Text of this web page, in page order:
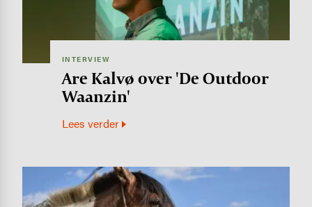
INTERVIEW
Are Kalvø over 'De Outdoor
Waanzin'
Lees verder